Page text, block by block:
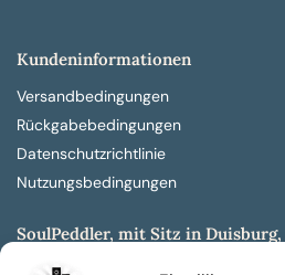
Kundeninformationen
Versandbedingungen
Rückgabebedingungen
Datenschutzrichtlinie
Nutzungsbedingungen
SoulPeddler, mit Sitz in